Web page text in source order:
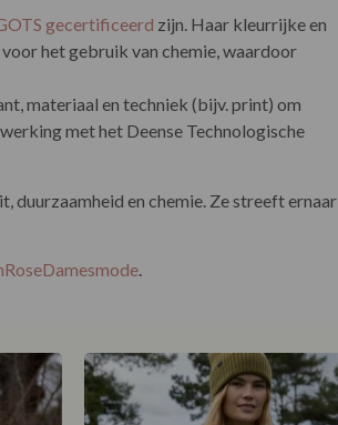
gecertificeerd zijn. Haar kleurrijke en
het gebruik van chemie, waardoor
materiaal en techniek (bijv. print) om
met het Deense Technologische
en chemie. Ze streeft ernaar
.